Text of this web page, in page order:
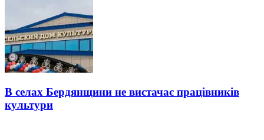
В селах Бердянщини не вистачає працівників
культури